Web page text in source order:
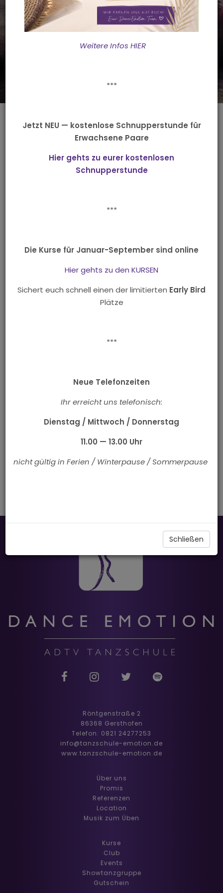
find your own Style
Dein Lebensstil
feel the beat
Weitere Infos
Uhrzeit
bis
Bezeichnung
Ort
Preis p. Pers. Kurs ID
Röntgenstraße 2
86368 Gersthofen
Telefon: 0821 24277253
info@tanzschule-emotion.de
www.tanzschule-emotion.de
Über uns
Promis
Referenzen
Location
Musik zum Üben
Kurse
Club
Events
Showtanzgruppe
Gutschein
Weitere Infos HIER
***
Jetzt NEU — kostenlose Schnupperstunde für
Erwachsene Paare
Hier gehts zu eurer kostenlosen
Schnupperstunde
***
Die Kurse für Januar-September sind online
Hier gehts zu den KURSEN
Sichert euch schnell einen der limitierten Early Bird
Plätze
***
Neue Telefonzeiten
Ihr erreicht uns telefonisch:
Dienstag / Mittwoch / Donnerstag
11.00 — 13.00 Uhr
nicht gültig in Ferien / Winterpause / Sommerpause
Schließen